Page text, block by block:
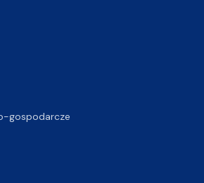
gospodarcze